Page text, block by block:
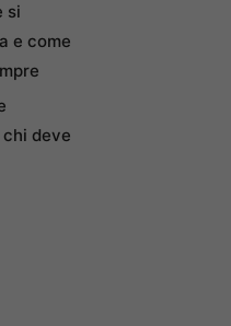
si
e come
deve